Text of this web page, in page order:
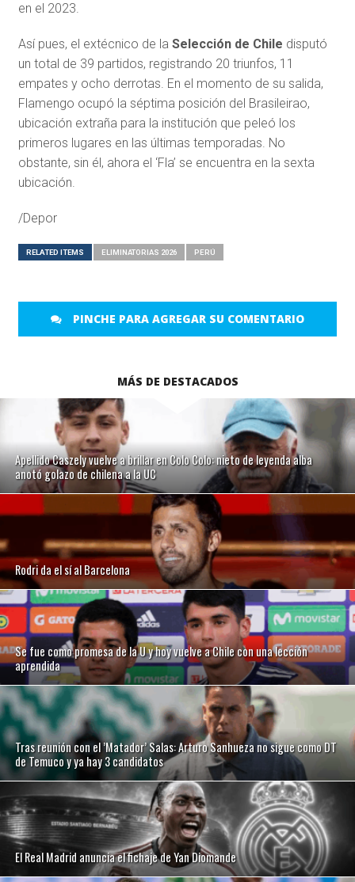
en el 2023.
Así pues, el extécnico de la Selección de Chile disputó
un total de 39 partidos, registrando 20 triunfos, 11
empates y ocho derrotas. En el momento de su salida,
Flamengo ocupó la séptima posición del Brasileirao,
ubicación extraña para la institución que peleó los
primeros lugares en las últimas temporadas. No
obstante, sin él, ahora el ‘Fla’ se encuentra en la sexta
ubicación.
/Depor
RELATED ITEMS ELIMINATORIAS 2026 PERÚ
PINCHE PARA AGREGAR SU COMENTARIO
MÁS DE DESTACADOS
Apellido Caszely vuelve a brillar en Colo Colo: nieto de leyenda alba
anotó golazo de chilena a la UC
Rodri da el sí al Barcelona
Se fue como promesa de la U y hoy vuelve a Chile con una lección
aprendida
Tras reunión con el ’Matador’ Salas: Arturo Sanhueza no sigue como DT
de Temuco y ya hay 3 candidatos
El Real Madrid anuncia el fichaje de Yan Diomande